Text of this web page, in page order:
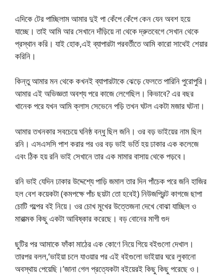
এদিকে টের পাচ্ছিলাম আমার দুই পা কেঁপে কেঁপে কেন যেন অবশ হয়ে
যাচ্ছে। তাই আমি আর সেখানে দাঁড়িয়ে না থেকে দ্রুতবেগে সেখান থেকে
প্রস্থান করি। যাই হোক,এই ব্যাপারটা পরবর্তীতে আমি কারো সাথেই শেয়ার
করিনি।
কিন্তু আমার মন থেকে কখনই ব্যাপারটাকে ঝেড়ে ফেলতে পারিনি পুরোপুরি।
আমার এই অভিজ্ঞতা অবশ্য পরে কাজে লেগেছিল। কিভাবে? এর বছর
খানেক পরে যখন আমি ক্লাস সেভেনে পড়ি তখন ঘটল একটা মজার ঘটনা।
আমার তখনকার সবচেয়ে ঘনিষ্ঠ বন্ধু ছিল জনি। ওর বড় ভাইয়ের নাম ছিল
রনি। এসএসসি পাশ করার পর ওর বড় ভাই ভর্তি হয় ঢাকার এক কলেজে
এবং ঠিক হয় রনি ভাই সেখানে তার এক মামার বাসায় থেকে পড়বে।
রনি ভাই যেদিন ঢাকার উদ্দেশ্যে পাড়ি জমাল তার দিন পাঁচেক পরে জনি হাজির
হল বেশ কয়েকটা (কমপক্ষে পাঁচ ছয়টা তো হবেই) নিউজপ্রিন্ট কাগজে ছাপা
চোটি গল্পের বই নিয়ে। ওর চোখ মুখের উত্তেজনা দেখে বোঝা যাচ্ছিল ও
মারাত্মক কিছু একটা আবিষ্কার করেছে। বড় বোনের মাগী গুদ
ছুটির পর আমাকে ফাঁকা মাঠের এক কোণে নিয়ে গিয়ে বইগুলো দেখাল।
তারপর বলল,’ভাইয়া চলে যাওয়ার পর এই বইগুলো ভাইয়ার ঘরে লুকানো
অবস্থায় পেয়েছি।’জানা গেল প্রত্যেকটা বইয়েরই কিছু কিছু পরেছে ও।